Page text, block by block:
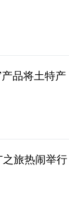
品将土特产
旅热闹举行